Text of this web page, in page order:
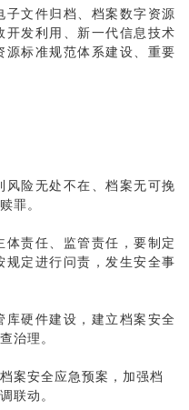
文件归档、档案数字资源
开发利用、新一代信息技术
源标准规范体系建设、重要
风险无处不在、档案无可挽
罪。
体责任、监管责任，要制定
规定进行问责，发生安全事
库硬件建设，建立档案安全
治理。
案安全应急预案，加强档
联动。